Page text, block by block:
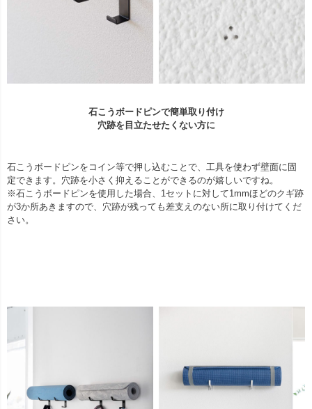
石こうボードピンで簡単取り付け
穴跡を目立たせたくない方に
石こうボードピンをコイン等で押し込むことで、工具を使わず壁面に固
定できます。穴跡を小さく抑えることができるのが嬉しいですね。
※石こうボードピンを使用した場合、1セットに対して1mmほどのクギ跡
が3か所あきますので、穴跡が残っても差支えのない所に取り付けてくだ
さい。